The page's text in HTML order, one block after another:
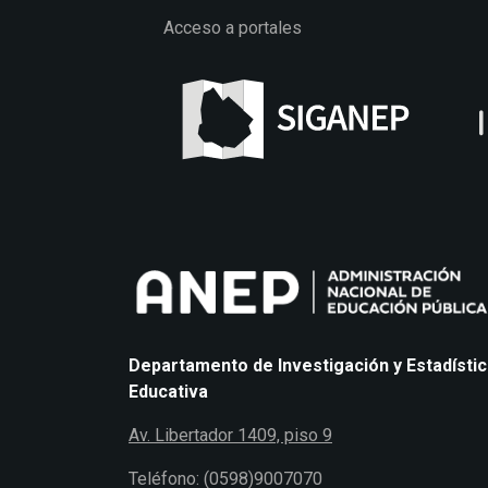
Acceso a portales
Departamento de Investigación y
Educativa
Av. Libertador 1409, piso 9
Teléfono: (0598)9007070